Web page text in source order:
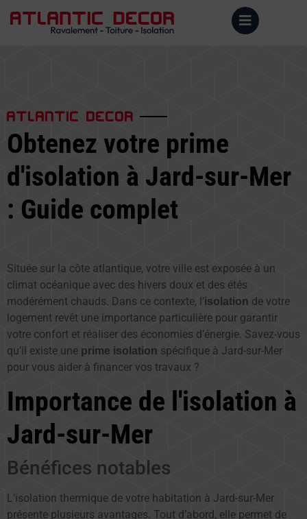
ATLANTIC DECOR
Obtenez votre prime
d'isolation à Jard-sur-Mer
: Guide complet
Située sur la côte atlantique, votre ville est exposée à un
climat océanique avec des hivers doux et des étés
modérément chauds. Dans ce contexte, l’isolation de votre
logement revêt une importance particulière pour garantir
votre confort et réaliser des économies d’énergie. Savez-vous
qu’il existe une prime isolation spécifique à Jard-sur-Mer
pour vous aider à financer vos travaux ?
Importance de l'isolation à
Jard-sur-Mer
Bénéfices notables
L’isolation thermique de votre habitation à Jard-sur-Mer
présente plusieurs avantages. Tout d’abord, elle permet de